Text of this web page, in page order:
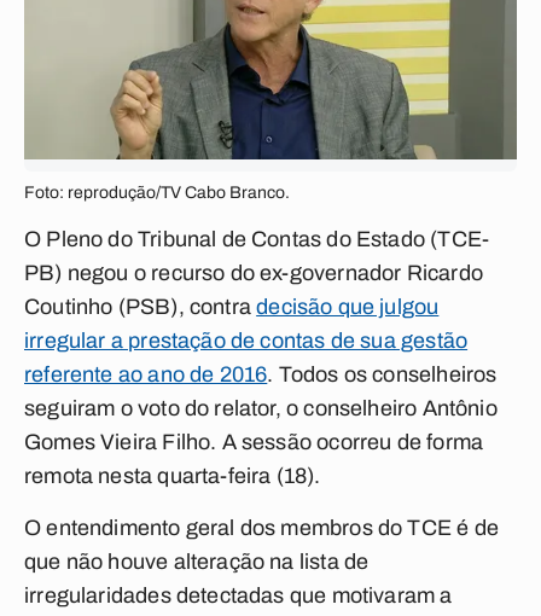
Foto: reprodução/TV Cabo Branco.
O Pleno do Tribunal de Contas do Estado (TCE-
PB) negou o recurso do ex-governador Ricardo
Coutinho (PSB), contradecisão que julgou
irregular a prestação de contas de sua gestão
referente ao ano de 2016. Todos os conselheiros
seguiram o voto do relator, o conselheiro Antônio
Gomes Vieira Filho. A sessão ocorreu de forma
remota nesta quarta-feira (18).
O entendimento geral dos membros do TCE é de
que não houve alteração na lista de
irregularidades detectadas que motivaram a